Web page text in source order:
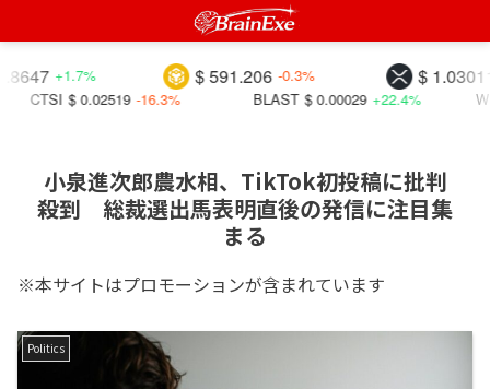
$ 1.03011 -0.6%
$ 591.206 -0.3%
WKC
$
$ 0.00029 +22.4%
$ 0.02519 -16.3%
小泉進次郎農水相、TikTok初投稿に批判
殺到 総裁選出馬表明直後の発信に注目集
まる
※本サイトはプロモーションが含まれています
Politics